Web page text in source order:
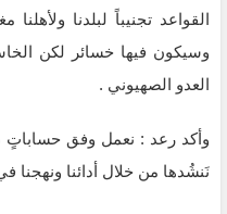
القواعد تجنيباً لبلدنا
وسيكون فيها خسائر لكن
العدو الصهيوني .
وأكد رعد : نعمل وفق حساباتٍ
نَنشُدها من خلال أدائنا ونهجنا